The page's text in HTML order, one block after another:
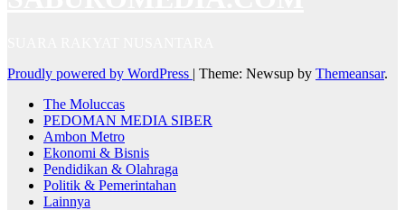
Proudly powered by WordPress | Theme: Newsup by Themeansar.
The Moluccas
PEDOMAN MEDIA SIBER
Ambon Metro
Ekonomi & Bisnis
Pendidikan & Olahraga
Politik & Pemerintahan
Lainnya